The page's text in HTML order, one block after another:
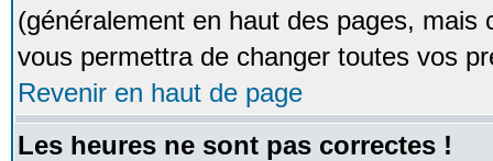
(généralement en haut des pages,
vous permettra de changer toutes vos
Revenir en haut de page
Les heures ne sont pas correctes !